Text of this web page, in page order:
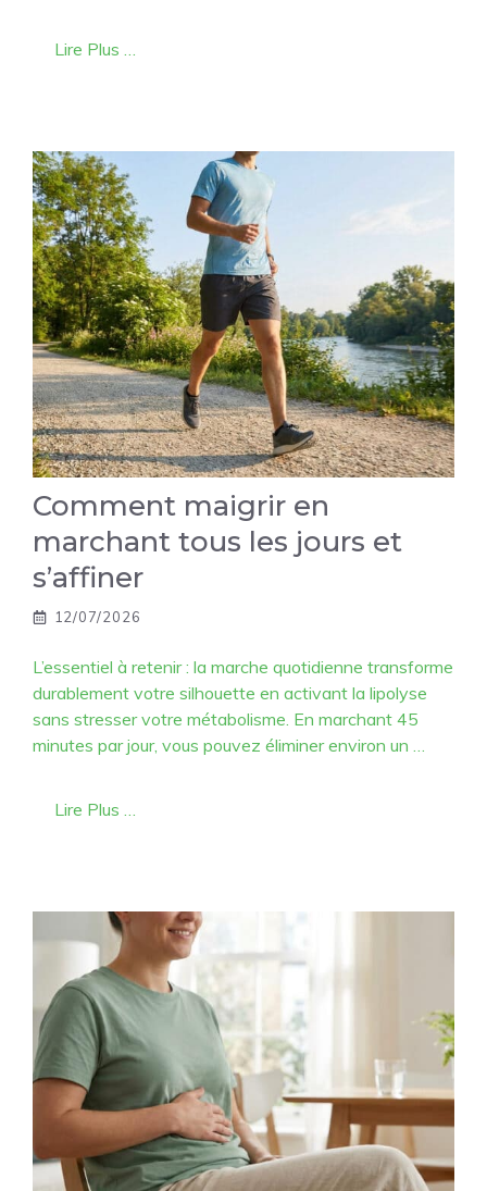
Lire Plus …
Comment maigrir en
marchant tous les jours et
s’affiner
12/07/2026
L’essentiel à retenir : la marche quotidienne transforme
durablement votre silhouette en activant la lipolyse
sans stresser votre métabolisme. En marchant 45
minutes par jour, vous pouvez éliminer environ un …
Lire Plus …